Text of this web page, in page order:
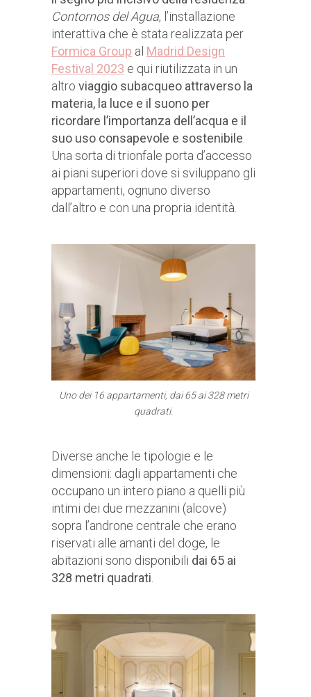
Contornos del Agua, l’installazione
interattiva che è stata realizzata per
Formica Group al Madrid Design
Festival 2023 e qui riutilizzata in un
altro viaggio subacqueo attraverso la
materia, la luce e il suono per
ricordare l’importanza dell’acqua e il
suo uso consapevole e sostenibile.
Una sorta di trionfale porta d’accesso
ai piani superiori dove si sviluppano gli
appartamenti, ognuno diverso
dall’altro e con una propria identità.
Uno dei 16 appartamenti, dai 65 ai 328 metri
quadrati.
Diverse anche le tipologie e le
dimensioni: dagli appartamenti che
occupano un intero piano a quelli più
intimi dei due mezzanini (alcove)
sopra l’androne centrale che erano
riservati alle amanti del doge, le
abitazioni sono disponibili dai 65 ai
328 metri quadrati.